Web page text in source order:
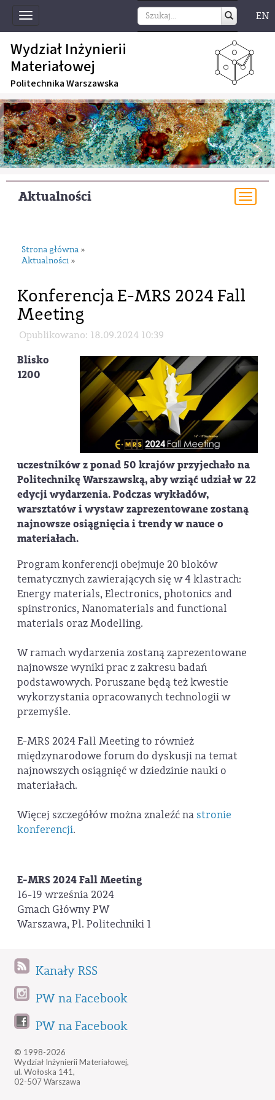
Toggle
navigation
EN
Wydział Inżynierii
Materiałowej
Politechnika Warszawska
Aktualności
Strona główna »
Aktualności »
Konferencja E-MRS 2024 Fall
Meeting
Opublikowano: 18.09.2024 10:39
Blisko
1200
uczestników z ponad 50 krajów przyjechało na
Politechnikę Warszawską, aby wziąć udział w 22
edycji wydarzenia. Podczas wykładów,
warsztatów i wystaw zaprezentowane zostaną
najnowsze osiągnięcia i trendy w nauce o
materiałach.
Program konferencji obejmuje 20 bloków
tematycznych zawierających się w 4 klastrach:
Energy materials, Electronics, photonics and
spinstronics, Nanomaterials and functional
materials oraz Modelling.
W ramach wydarzenia zostaną zaprezentowane
najnowsze wyniki prac z zakresu badań
podstawowych. Poruszane będą też kwestie
wykorzystania opracowanych technologii w
przemyśle.
E-MRS 2024 Fall Meeting to również
międzynarodowe forum do dyskusji na temat
najnowszych osiągnięć w dziedzinie nauki o
materiałach.
Więcej szczegółów można znaleźć na stronie
konferencji.
E-MRS 2024 Fall Meeting
16-19 września 2024
Gmach Główny PW
Warszawa, Pl. Politechniki 1
Kanały RSS
PW na Facebook
PW na Facebook
© 1998-2026
Wydział Inżynierii Materiałowej,
ul. Wołoska 141,
02-507 Warszawa